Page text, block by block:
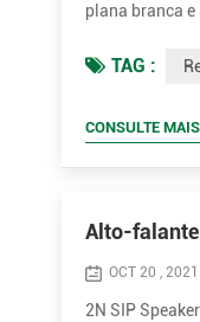
plana branca
Ethernet). Com
TAG :
CONSULTE
Alto-falante
OCT 20 , 2021
2N SIP